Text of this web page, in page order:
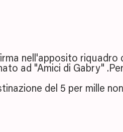
nell'apposito
ad "Amici di Gabry"
del 5 per mille